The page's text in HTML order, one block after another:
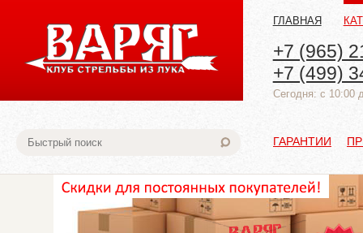
ГЛАВНАЯ
+7 (965)
+7 (499)
Cегодня: с 10:00
ГАРАНТИИ